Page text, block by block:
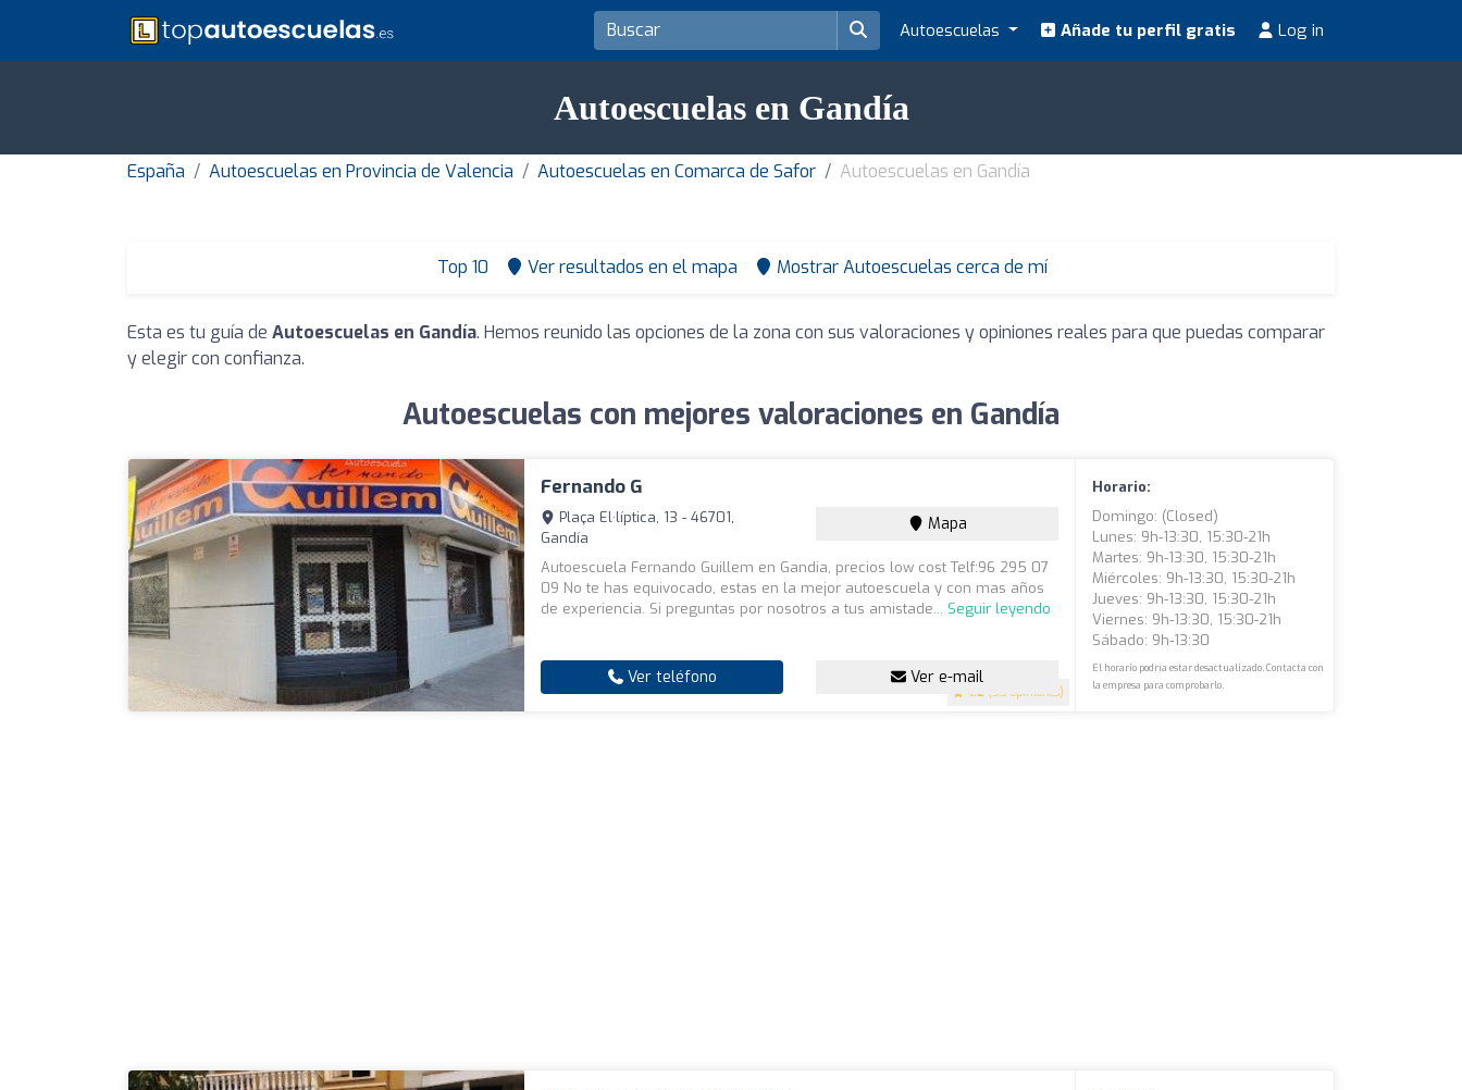
Autoescuelas Añade tu perfil gratis Log in
Autoescuelas en Gandía
España Autoescuelas en Provincia de Valencia Autoescuelas en Comarca de Safor Autoescuelas en Gandía
Top 10 Ver resultados en el mapa Mostrar Autoescuelas cerca de mí
Esta es tu guía de Autoescuelas en Gandía. Hemos reunido las opciones de la zona con sus valoraciones y opiniones reales para que puedas comparar
y elegir con confianza.
Autoescuelas con mejores valoraciones en Gandía
Fernando G
4.2 (55 opiniones)
Plaça El·líptica, 13 - 46701,
Gandía
Mapa
Autoescuela Fernando Guillem en Gandia, precios low cost Telf:96 295 07
09 No te has equivocado, estas en la mejor autoescuela y con mas años
de experiencia. Si preguntas por nosotros a tus amistade... Seguir leyendo
Ver teléfono Ver e-mail
Horario:
Domingo: (closed)
Lunes: 9h-13:30, 15:30-21h
Martes: 9h-13:30, 15:30-21h
Miércoles: 9h-13:30, 15:30-21h
Jueves: 9h-13:30, 15:30-21h
Viernes: 9h-13:30, 15:30-21h
Sábado: 9h-13:30
El horario podría estar desactualizado. Contacta con
la empresa para comprobarlo.